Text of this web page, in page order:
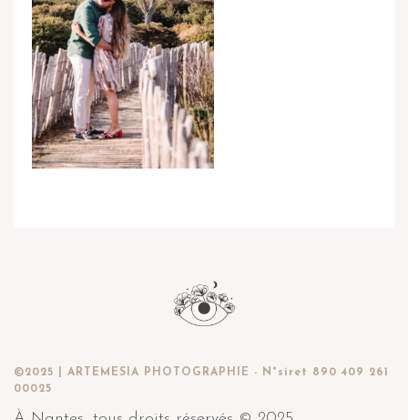
©2025 | ARTEMESIA PHOTOGRAPHIE - N°siret 890 409 261
00025